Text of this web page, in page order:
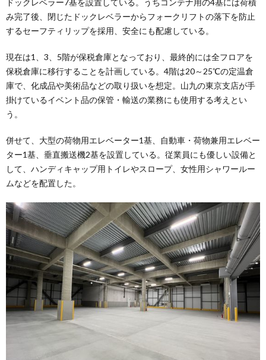
み完了後、閉じたドックレベラーからフォークリフトの落下を防止
するセーフティリップを採用、安全にも配慮している。
現在は1、3、5階が保税倉庫となっており、最終的には全フロアを
保税倉庫に移行することを計画している。4階は20～25℃の定温倉
庫で、化成品や美術品などの取り扱いを想定。山九の東京支店が手
掛けているイベント品の保管・輸送の業務にも使用する考えとい
う。
併せて、大型の荷物用エレベーター1基、自動車・荷物兼用エレベー
ター1基、垂直搬送機2基を設置している。従業員にも優しい設備と
して、ハンディキャップ用トイレやスロープ、女性用シャワールー
ムなどを配置した。